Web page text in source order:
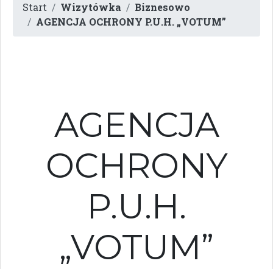
Start Wizytówka
Biznesowo
AGENCJA OCHRONY P.U.H. „VOTUM”
AGENCJA
OCHRONY
P.U.H.
„VOTUM”